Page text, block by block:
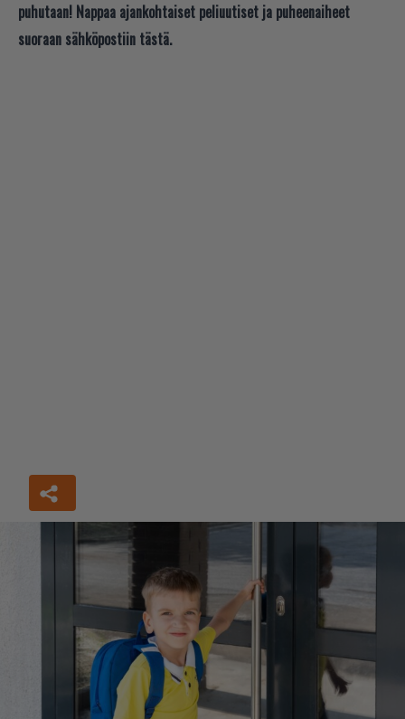
puhutaan! Nappaa ajankohtaiset peliuutiset ja puheenaiheet
suoraan sähköpostiin tästä.